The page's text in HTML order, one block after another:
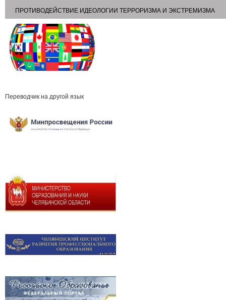
ПРОТИВОДЕЙСТВИЕ ИДЕОЛОГИИ ТЕРРОРИЗМА И ЭКСТРЕМИЗМА
Переводчик на другой язык